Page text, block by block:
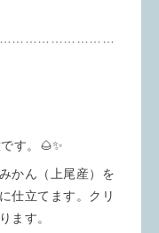
す。🌰✨
かん（上尾産）を
仕立てます。クリ
ます。